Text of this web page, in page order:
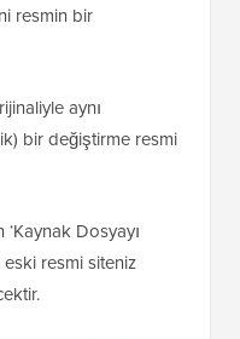
resmin bir
aynı
bir değiştirme resmi
Dosyayı
eski resmi siteniz